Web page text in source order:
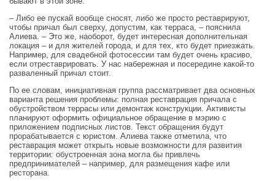
– Либо ее пускай вообще сносят, либо же просто реставрируют,
чтобы причал был сверху, допустим, как терраса, – пояснила
Алиева. – Это же, наоборот, будет интересная дополнительная
локация – и для жителей города, и для тех, кто будет приезжать.
Например, для свадебной фотосессии там будет очень красиво,
если отреставрировать. У нас набережная и посередине какой‑то
разваленный причал стоит.
По ее словам, инициативная группа рассматривает два основных
варианта решения проблемы: полная реставрация причала с
обустройством террасы или демонтаж конструкции. Активисты
планируют оформить официальное обращение в мэрию с
приложением подписных листов. Текст обращения будут
прорабатывается с юристом. Алиева также отметила, что
реставрация может открыть новые возможности для развития
территории: обустроенная зона могла бы привлечь
предпринимателей – например, для размещения кафе или
ресторана.